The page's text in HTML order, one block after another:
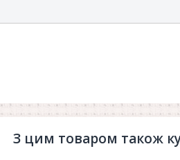
З цим товаром також